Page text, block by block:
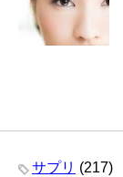
サプリ (217)